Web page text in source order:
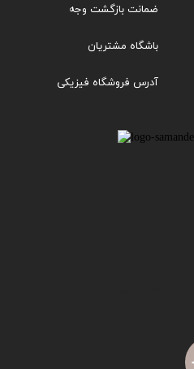
ضمانت بازگشت وجه
باشگاه مشتریان
آدرس فروشگاه فیزیکی